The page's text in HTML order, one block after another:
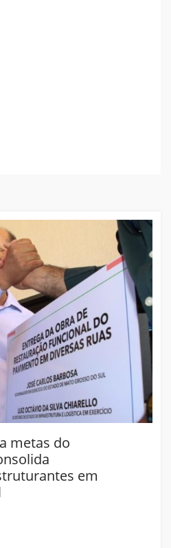
metas do
em